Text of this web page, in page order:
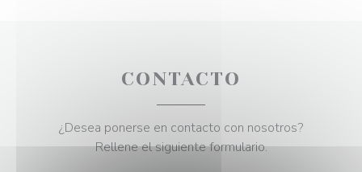
CONTACTO
¿Desea ponerse en contacto con nosotros?
Rellene el siguiente formulario.